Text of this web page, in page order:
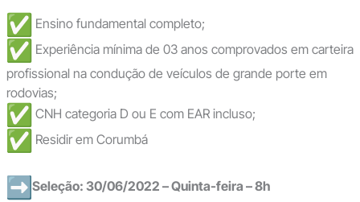
Ensino fundamental completo;
Experiência mínima de 03 anos comprovados em carteira
profissional na condução de veículos de grande porte em
rodovias;
CNH categoria D ou E com EAR incluso;
Residir em Corumbá
Seleção: 30/06/2022 – Quinta-feira – 8h